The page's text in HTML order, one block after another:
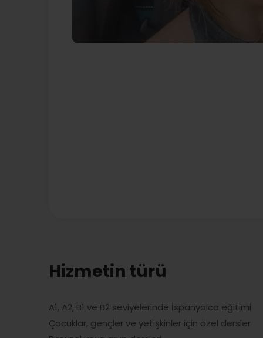
Hizmetin türü
A1, A2, B1 ve B2 seviyelerinde İspanyolca eğitimi
Çocuklar, gençler ve yetişkinler için özel dersler